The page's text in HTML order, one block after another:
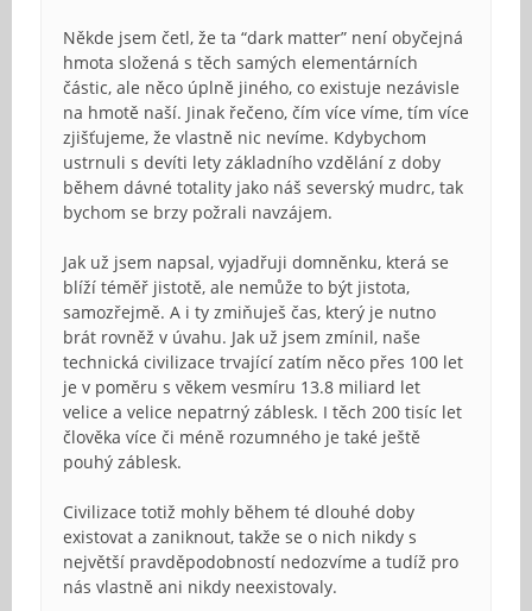
Někde jsem četl, že ta “dark matter” není obyčejná
hmota složená s těch samých elementárních
částic, ale něco úplně jiného, co existuje nezávisle
na hmotě naší. Jinak řečeno, čím více víme, tím více
zjišťujeme, že vlastně nic nevíme. Kdybychom
ustrnuli s devíti lety základního vzdělání z doby
během dávné totality jako náš severský mudrc, tak
bychom se brzy požrali navzájem.
Jak už jsem napsal, vyjadřuji domněnku, která se
blíží téměř jistotě, ale nemůže to být jistota,
samozřejmě. A i ty zmiňuješ čas, který je nutno
brát rovněž v úvahu. Jak už jsem zmínil, naše
technická civilizace trvající zatím něco přes 100 let
je v poměru s věkem vesmíru 13.8 miliard let
velice a velice nepatrný záblesk. I těch 200 tisíc let
člověka více či méně rozumného je také ještě
pouhý záblesk.
Civilizace totiž mohly během té dlouhé doby
existovat a zaniknout, takže se o nich nikdy s
největší pravděpodobností nedozvíme a tudíž pro
nás vlastně ani nikdy neexistovaly.